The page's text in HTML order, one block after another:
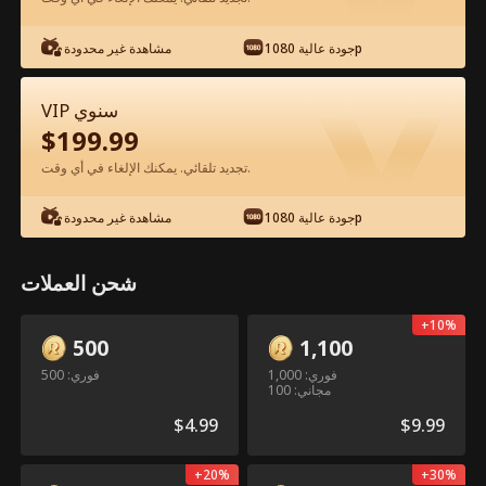
شاهد مجانًا في التطبيق
كامل
1-50 51-87 جميع الحلقات
86
مشاهدة غير محدودة جودة عالية 1080p
VIP سنوي
$199.99
تجديد تلقائي. يمكنك الإلغاء في أي وقت.
مشاهدة غير محدودة جودة عالية 1080p
شحن العملات
500
فوري: 500
$4.99
1,100
فوري: 1,000
مجاني: 100
$9.99
+10%
+20% +30%